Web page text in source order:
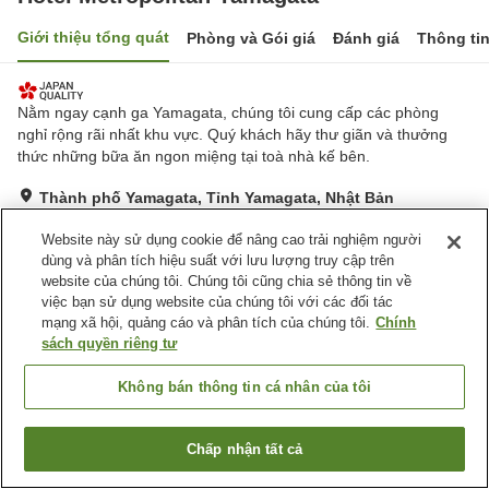
Giới thiệu tổng quát Phòng và Gói giá Đánh giá Thông
Nằm ngay cạnh ga Yamagata, chúng tôi cung cấp các phòng
nghỉ rộng rãi nhất khu vực. Quý khách hãy thư giãn và thưởng
thức những bữa ăn ngon miệng tại toà nhà kế bên.
Thành phố Yamagata, Tỉnh Yamagata, Nhật Bản
Tuyệt vời Đánh giá:738 lượt
Tiện nghi chỗ nghỉ
Bãi đỗ xe
Trang chủ Nhật Bản Tỉnh Yamagata
Thành phố Yamagata
Hotel Metropolitan YamagataTìm phòng trống
Website này sử dụng cookie để nâng cao trải nghiệm người
dùng và phân tích hiệu suất với lưu lượng truy cập trên
website của chúng tôi. Chúng tôi cũng chia sẻ thông tin về
việc bạn sử dụng website của chúng tôi với các đối tác
mạng xã hội, quảng cáo và phân tích của chúng tôi. Chính
sách quyền riêng tư
Không bán thông tin cá nhân của tôi
Chấp nhận tất cả